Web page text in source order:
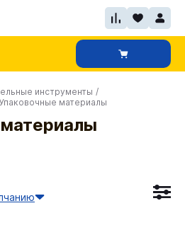
инструменты /
Упаковочные материалы